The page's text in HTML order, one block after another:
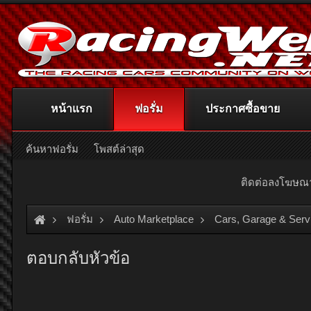
ติดต่อลงโฆษ
ฟอรั่ม Auto Marketplace Cars, Garage &
ตอบกลับหัวข้อ
หน้าแรก ฟอรั่ม
ค้นหาฟอรั่ม โพสต์ล่าสุด
ประกาศซื้อขาย